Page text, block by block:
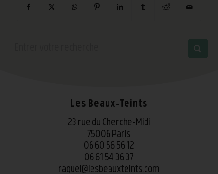
Les Beaux-Teints
23 rue du Cherche-Midi
75006 Paris
06 60 56 56 12
06 61 54 36 37
raquel@lesbeauxteints.com